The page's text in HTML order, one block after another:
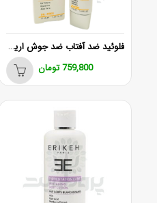
فلوئید ضد آفتاب ضد جوش اریکه بژ طبیعی SPF50
759,800 تومان